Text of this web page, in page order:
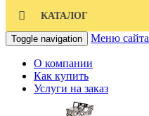
КАТАЛОГ
Toggle navigation Меню сайта
О компании
Как купить
Услуги на заказ